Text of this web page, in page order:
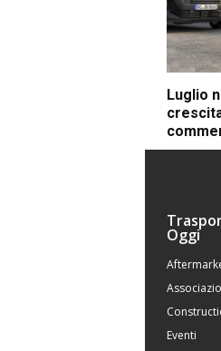
Luglio
Oggi
Eventi